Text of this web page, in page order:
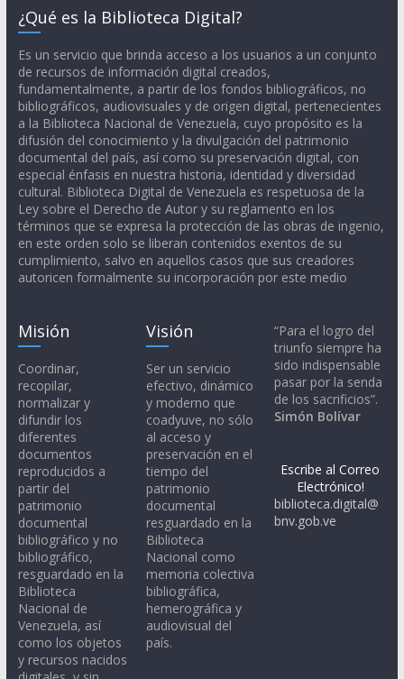
¿Qué es la Biblioteca Digital?
Es un servicio que brinda acceso a los usuarios a un conjunto
de recursos de información digital creados,
fundamentalmente, a partir de los fondos bibliográficos, no
bibliográficos, audiovisuales y de origen digital, pertenecientes
a la Biblioteca Nacional de Venezuela, cuyo propósito es la
difusión del conocimiento y la divulgación del patrimonio
documental del país, así como su preservación digital, con
especial énfasis en nuestra historia, identidad y diversidad
cultural. Biblioteca Digital de Venezuela es respetuosa de la
Ley sobre el Derecho de Autor y su reglamento en los
términos que se expresa la protección de las obras de ingenio,
en este orden solo se liberan contenidos exentos de su
cumplimiento, salvo en aquellos casos que sus creadores
autoricen formalmente su incorporación por este medio
Misión
Coordinar,
recopilar,
normalizar y
difundir los
diferentes
documentos
reproducidos a
partir del
patrimonio
documental
bibliográfico y no
bibliográfico,
resguardado en la
Biblioteca
Nacional de
Venezuela, así
como los objetos
y recursos nacidos
Visión
Ser un servicio
efectivo, dinámico
y moderno que
coadyuve, no sólo
al acceso y
preservación en el
tiempo del
patrimonio
documental
resguardado en la
Biblioteca
Nacional como
memoria colectiva
bibliográfica,
hemerográfica y
audiovisual del
país.
“Para el logro del
triunfo siempre ha
sido indispensable
pasar por la senda
de los sacrificios”.
Simón Bolívar
Escribe al Correo
Electrónico!
biblioteca.digital@
bnv.gob.ve